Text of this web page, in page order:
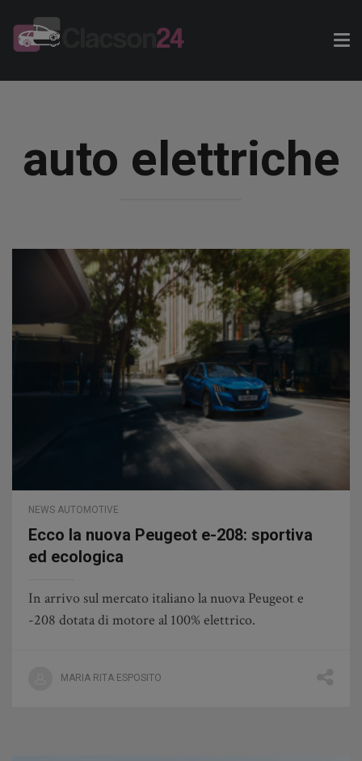
auto elettriche
NEWS AUTOMOTIVE
Ecco la nuova Peugeot e-208: sportiva
ed ecologica
In arrivo sul mercato italiano la nuova Peugeot e
-208 dotata di motore al 100% elettrico.
MARIA RITA ESPOSITO